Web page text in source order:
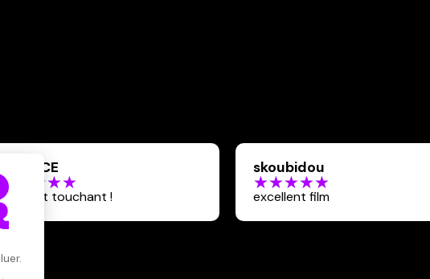
PATRICE
Drôle et touchant !
skoubidou
excellent film